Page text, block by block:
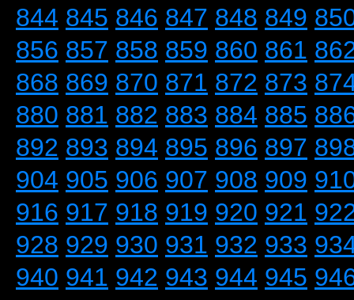
844 845 846 847 848 849
856 857 858 859 860 861
868 869 870 871 872 873
880 881 882 883 884 885
892 893 894 895 896 897
904 905 906 907 908 909
916 917 918 919 920 921
928 929 930 931 932 933
940 941 942 943 944 945